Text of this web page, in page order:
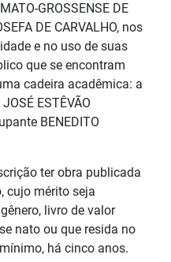
GROSSENSE DE
DE CARVALHO, nos
e no uso de suas
que se encontram
cadeira acadêmica: a
ESTÊVÃO
BENEDITO
ter obra publicada
cujo mérito seja
livro de valor
nato ou que resida no
há cinco anos.